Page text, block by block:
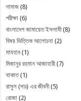
নামাজ (8)
পরীক্ষা (6)
বাংলাদেশ জামায়েত ইসলামী(8)
বিষয় ভিত্তিক আলোচনা (2)
মাযহাব (1)
মিজানুর রহমান আজাহারী(7)
যাকাত(1)
রাসুল (সাঃ) এর জীবনী(5)
রোজা (2)